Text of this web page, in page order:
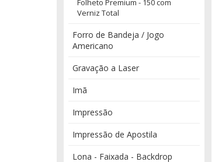
Folheto Premium - 150 com
Verniz Total
Forro de Bandeja / Jogo
Americano
Gravação a Laser
Imã
Impressão
Impressão de Apostila
Lona - Faixada - Backdrop